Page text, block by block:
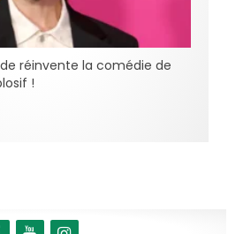
réinvente la comédie de
!